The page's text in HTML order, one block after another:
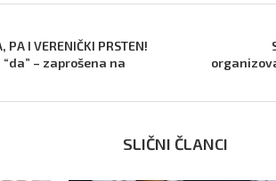
I VERENIČKI PRSTEN!
– zaprošena na
SLIČNI ČLANCI